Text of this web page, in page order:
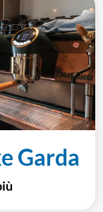
Garda